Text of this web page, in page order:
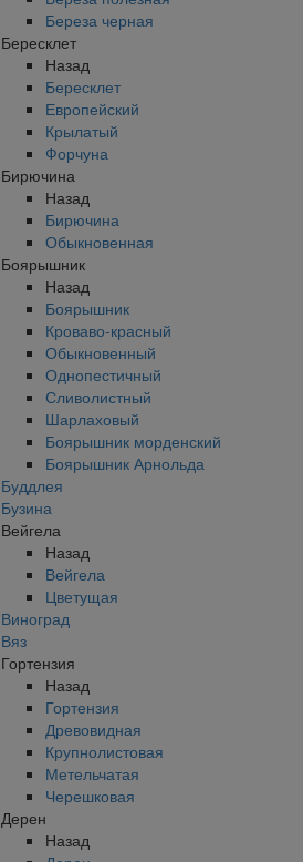
Береза черная
Бересклет
Назад
Бересклет
Европейский
Крылатый
Форчуна
Бирючина
Назад
Бирючина
Обыкновенная
Боярышник
Назад
Боярышник
Кроваво-красный
Обыкновенный
Однопестичный
Сливолистный
Шарлаховый
Боярышник морденский
Боярышник Арнольда
Буддлея
Бузина
Вейгела
Назад
Вейгела
Цветущая
Виноград
Вяз
Гортензия
Назад
Гортензия
Древовидная
Крупнолистовая
Метельчатая
Черешковая
Дерен
Назад